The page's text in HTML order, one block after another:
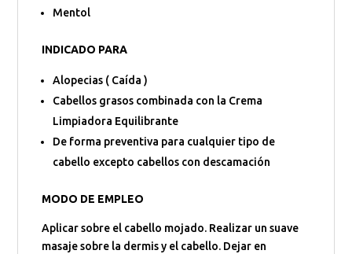
Mentol
INDICADO PARA
Alopecias ( Caída )
Cabellos grasos combinada con la Crema
Limpiadora Equilibrante
De forma preventiva para cualquier tipo de
cabello excepto cabellos con descamación
MODO DE EMPLEO
Aplicar sobre el cabello mojado. Realizar un suave
masaje sobre la dermis y el cabello. Dejar en